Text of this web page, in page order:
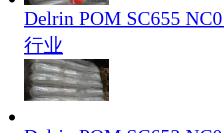
Delrin POM SC655
行业